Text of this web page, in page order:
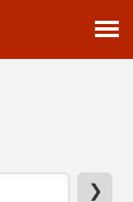
❯